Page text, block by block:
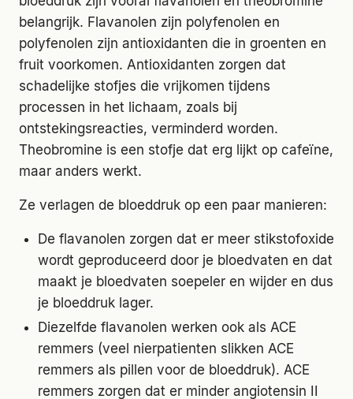
belangrijk. Flavanolen zijn polyfenolen en
polyfenolen zijn antioxidanten die in groenten en
fruit voorkomen. Antioxidanten zorgen dat
schadelijke stofjes die vrijkomen tijdens
processen in het lichaam, zoals bij
ontstekingsreacties, verminderd worden.
Theobromine is een stofje dat erg lijkt op cafeïne,
maar anders werkt.
Ze verlagen de bloeddruk op een paar manieren:
De flavanolen zorgen dat er meer stikstofoxide
wordt geproduceerd door je bloedvaten en dat
maakt je bloedvaten soepeler en wijder en dus
je bloeddruk lager.
Diezelfde flavanolen werken ook als ACE
remmers (veel nierpatienten slikken ACE
remmers als pillen voor de bloeddruk). ACE
remmers zorgen dat er minder angiotensin II